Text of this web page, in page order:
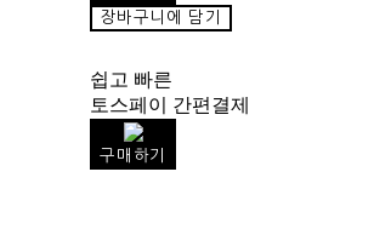
장바구니에 담기
쉽고 빠른
토스페이 간편결제
구매하기